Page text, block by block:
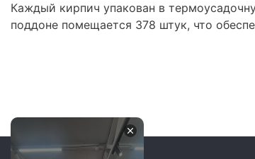
Каждый кирпич упакован в
поддоне помещается 378 штук, что